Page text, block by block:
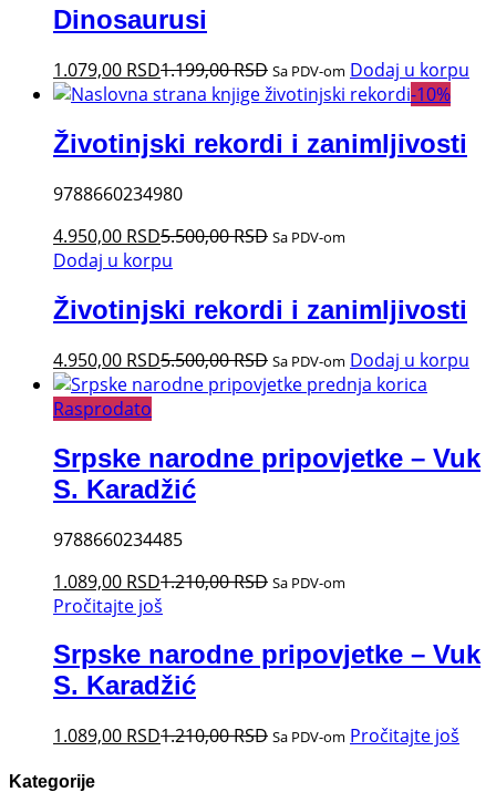
Dinosaurusi
1.079,00 RSD1.199,00RSD Sa PDV-om Dodaj u korpu
-10%
Životinjski rekordi i zanimljivosti
9788660234980
4.950,00 RSD5.500,00RSD Sa PDV-om
Dodaj u korpu
Životinjski rekordi i zanimljivosti
4.950,00 RSD5.500,00RSD Sa PDV-om Dodaj u korpu
Rasprodato
Srpske narodne pripovjetke – Vuk
S. Karadžić
9788660234485
1.089,00 RSD1.210,00RSD Sa PDV-om
Pročitajte još
Srpske narodne pripovjetke – Vuk
S. Karadžić
1.089,00 RSD1.210,00RSD Sa PDV-om Pročitajte još
Kategorije